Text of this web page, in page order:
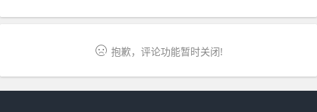
抱歉，评论功能暂时关闭!